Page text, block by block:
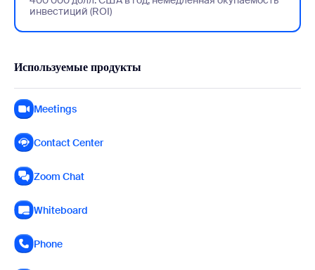
инвестиций (ROI)
Используемые продукты
Meetings
Contact Center
Zoom Chat
Whiteboard
Phone